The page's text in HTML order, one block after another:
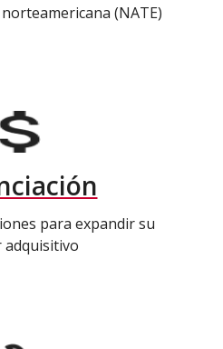
(NATE)
para expandir su
adquisitivo